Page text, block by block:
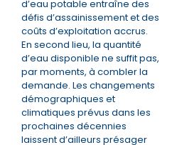
d’eau potable entraîne des
défis d’assainissement et des
coûts d’exploitation accrus.
En second lieu, la quantité
d’eau disponible ne suffit pas,
par moments, à combler la
demande. Les changements
démographiques et
climatiques prévus dans les
prochaines décennies
laissent d’ailleurs présager